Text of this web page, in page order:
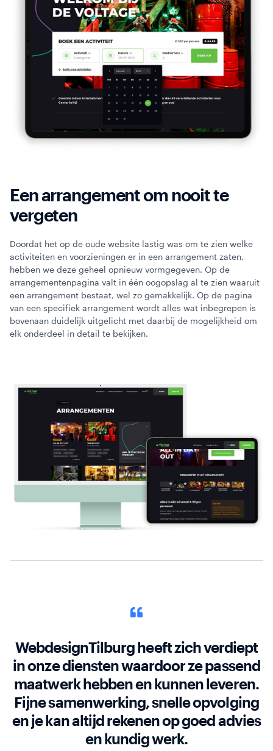
Een arrangement om nooit te
vergeten
Doordat het op de oude website lastig was om te zien welke
activiteiten en voorzieningen er in een arrangement zaten,
hebben we deze geheel opnieuw vormgegeven. Op de
arrangementenpagina valt in één oogopslag al te zien waaruit
een arrangement bestaat, wel zo gemakkelijk. Op de pagina
van een specifiek arrangement wordt alles wat inbegrepen is
bovenaan duidelijk uitgelicht met daarbij de mogelijkheid om
elk onderdeel in detail te bekijken.
WebdesignTilburg heeft zich verdiept
in onze diensten waardoor ze passend
maatwerk hebben en kunnen leveren.
Fijne samenwerking, snelle opvolging
en je kan altijd rekenen op goed advies
en kundig werk.